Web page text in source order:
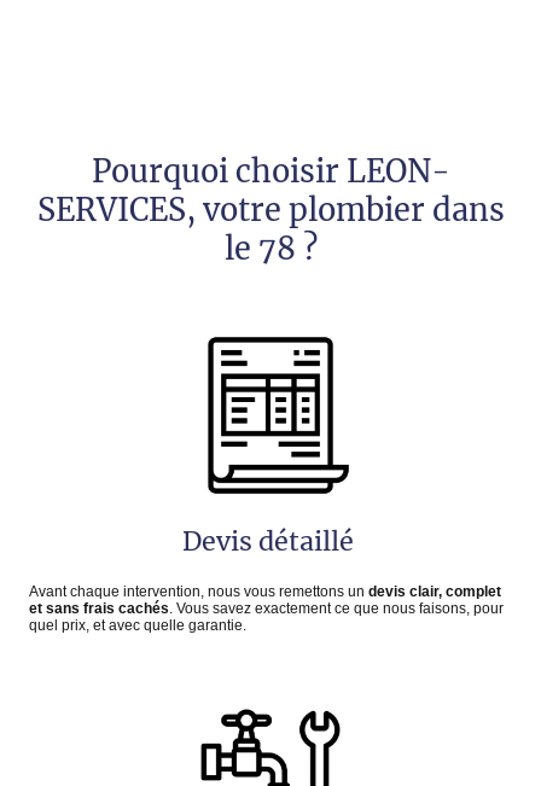
Pourquoi choisir LEON-
SERVICES, votre plombier dans
le 78 ?
Devis détaillé
Avant chaque intervention, nous vous remettons un devis clair, complet
et sans frais cachés. Vous savez exactement ce que nous faisons, pour
quel prix, et avec quelle garantie.